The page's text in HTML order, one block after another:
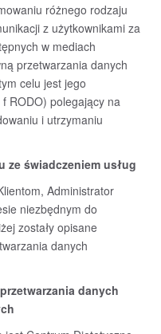
różnego rodzaju
z użytkownikami za
w mediach
przetwarzania danych
celu jest jego
RODO) polegający na
i utrzymaniu
ze świadczeniem usług
Administrator
niezbędnym do
zostały opisane
danych
danych